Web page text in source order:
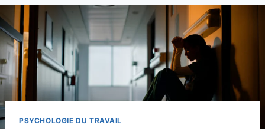
PSYCHOLOGIE DU TRAVAIL